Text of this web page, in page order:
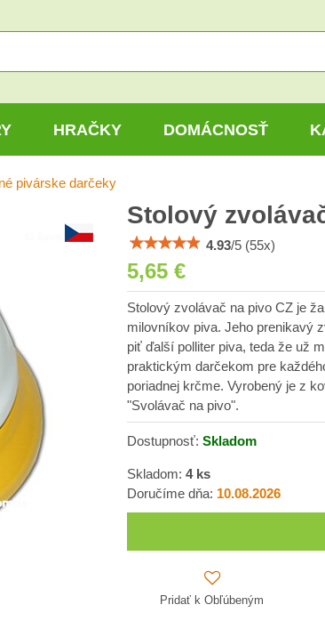
HRAČKY DOMÁCNOSŤ
pivárske darčeky
Stolový
4.93/5 (55x)
5,65 €
Stolový zvolávač na pivo CZ je
milovníkov piva. Jeho prenikavý
piť ďalší polliter piva, teda že už
praktickým darčekom pre
poriadnej krčme. Vyrobený je z
"Svolávač na pivo".
Dostupnosť: Skladom
Skladom: 4ks
Doručíme dňa: 10.08.2026
Pridať k Obľúbeným